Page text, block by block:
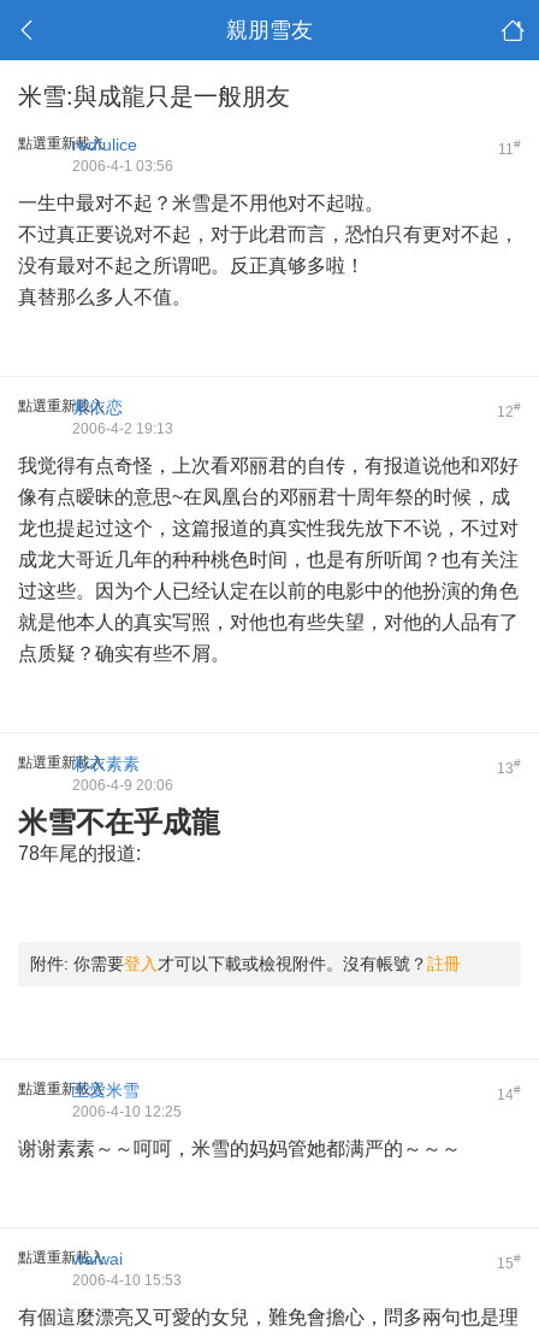
親朋雪友
米雪:與成龍只是一般朋友
點選重新載入 11#
redfulice
2006-4-1 03:56
一生中最对不起？米雪是不用他对不起啦。
不过真正要说对不起，对于此君而言，恐怕只有更对不起，
没有最对不起之所谓吧。反正真够多啦！
真替那么多人不值。
點選重新載入 12#
紫依恋
2006-4-2 19:13
我觉得有点奇怪，上次看邓丽君的自传，有报道说他和邓好
像有点暧昧的意思~在凤凰台的邓丽君十周年祭的时候，成
龙也提起过这个，这篇报道的真实性我先放下不说，不过对
成龙大哥近几年的种种桃色时间，也是有所听闻？也有关注
过这些。因为个人已经认定在以前的电影中的他扮演的角色
就是他本人的真实写照，对他也有些失望，对他的人品有了
点质疑？确实有些不屑。
點選重新載入 13#
彩衣素素
2006-4-9 20:06
米雪不在乎成龍
78年尾的报道:
附件: 你需要登入 才可以下載或檢視附件。沒有帳號？註冊
點選重新載入 14#
至愛米雪
2006-4-10 12:25
谢谢素素～～呵呵，米雪的妈妈管她都满严的～～～
點選重新載入 15#
waiwai
2006-4-10 15:53
有個這麼漂亮又可愛的女兒，難免會擔心，問多兩句也是理